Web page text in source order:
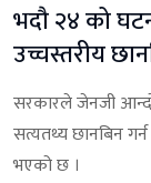
भदौ २४ को
उच्चस्तरीय
सरकारले जेनजी
सत्यतथ्य छानबिन
भएको छ ।